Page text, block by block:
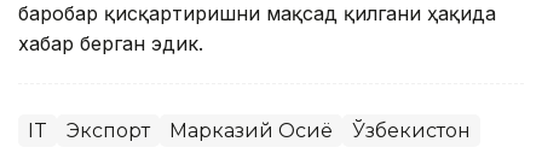
баробар қисқартиришни мақсад қилгани ҳақида
хабар берган эдик.
IT Экспорт Марказий Осиё Ўзбекистон